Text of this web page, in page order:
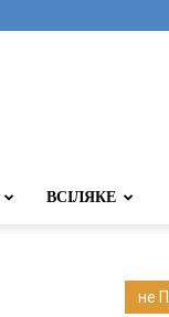
ВСІЛЯКЕ
не